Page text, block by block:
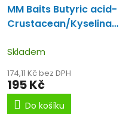
MM Baits Butyric acid-
Crustacean/Kyselina
Booster
Skladem
174,11 Kč bez DPH
195 Kč
Do košíku